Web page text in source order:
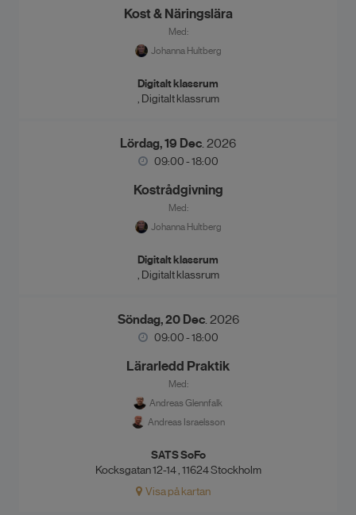
Kost & Näringslära
Med:
Johanna Hultberg
Digitalt klassrum
, Digitalt klassrum
Lördag, 19 Dec. 2026
09:00 - 18:00
Kostrådgivning
Med:
Johanna Hultberg
Digitalt klassrum
, Digitalt klassrum
Söndag, 20 Dec. 2026
09:00 - 18:00
Lärarledd Praktik
Med:
Andreas Glennfalk
Andreas Israelsson
SATS SoFo
Kocksgatan 12-14 , 11624 Stockholm
Visa på kartan